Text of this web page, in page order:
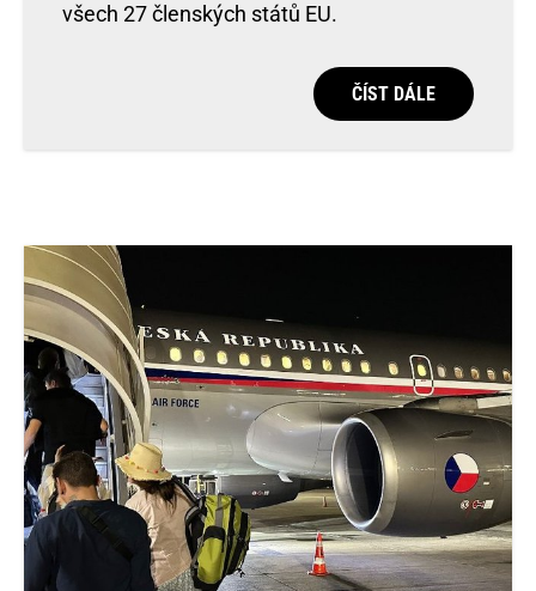
všech 27 členských států EU.
ČÍST DÁLE